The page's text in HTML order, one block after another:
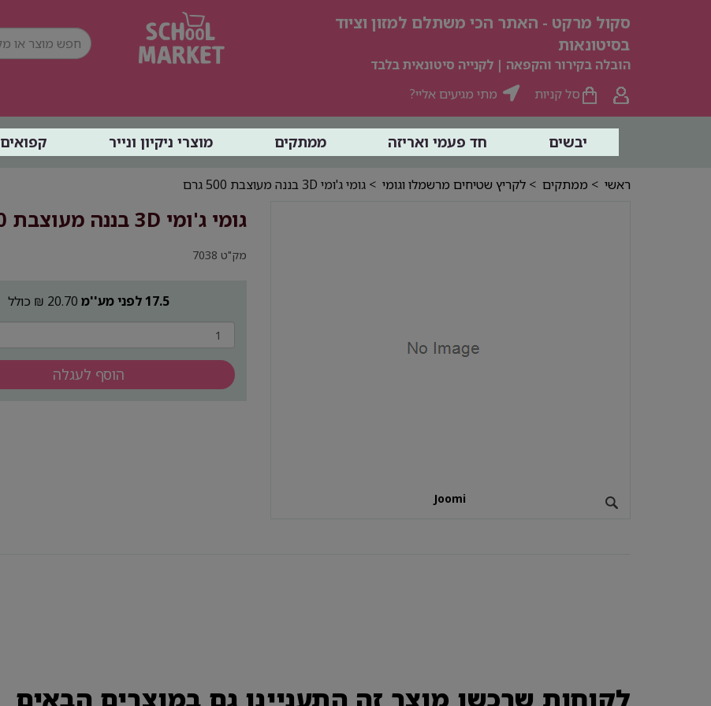
סקול מרקט - האתר הכי משתלם למזון וציוד
בסיטונאות
הובלה בקירור והקפאה | לקנייה סיטונאית בלבד
סל קניות
מתי מגיעים אליי?
יבשים חד פעמי ואריזה ממתקים מוצרי ניקיון ונייר קפואים
ראשי > ממתקים > לקריץ שטיחים מרשמלו וגומי > גומי ג'ומי 3D בננה מעוצבת 500 גרם
Joomi
גומי ג'ומי 3D בננה מעוצבת 500 גרם Joomi
מק"ט 7038
17.5 לפני מע''מ 20.70 ₪ כולל
הוסף לעגלה
לקוחות שרכשו מוצר זה התעניינו גם במוצרים הבאים